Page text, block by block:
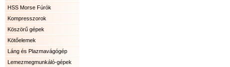
HSS Morse Fúrók
Kompresszorok
Köszörű gépek
Kötőelemek
Láng és Plazmavágógép
Lemezmegmunkáló-gépek